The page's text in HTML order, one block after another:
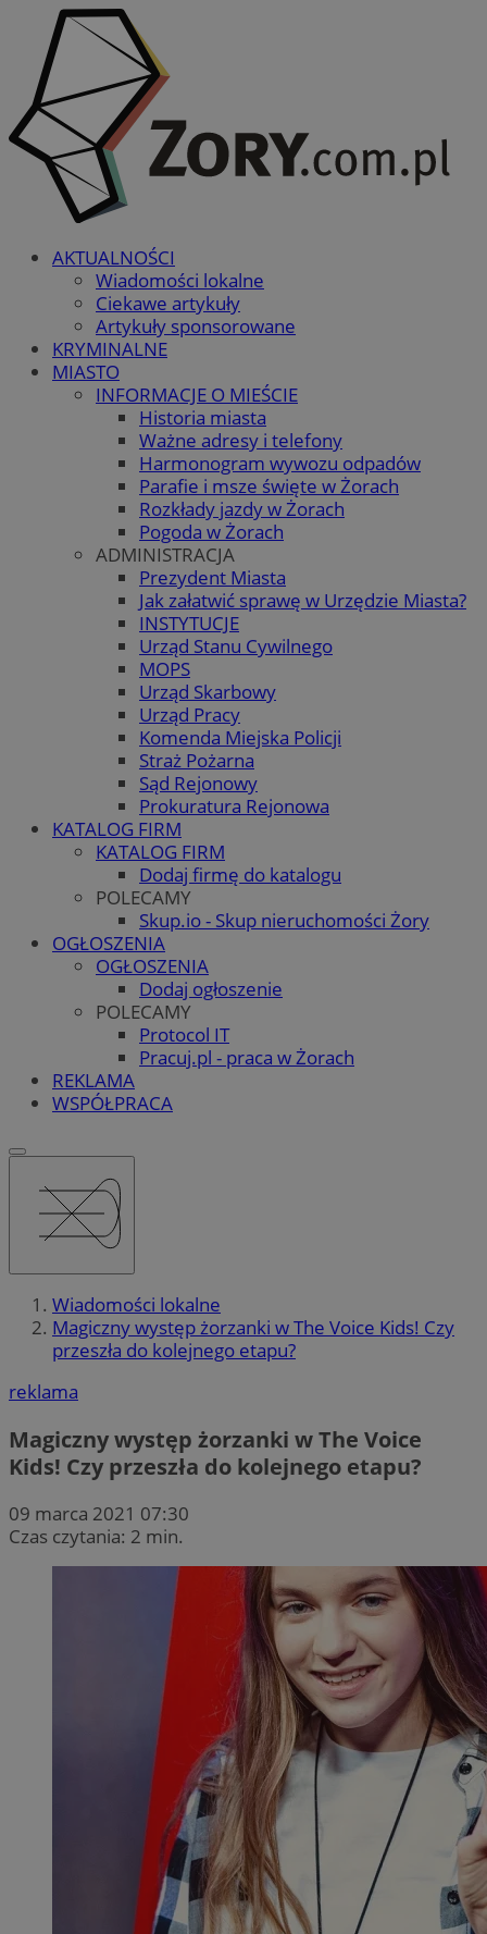
AKTUALNOŚCI
Wiadomości lokalne
Ciekawe artykuły
Artykuły sponsorowane
KRYMINALNE
MIASTO
INFORMACJE O MIEŚCIE
Historia miasta
Ważne adresy i telefony
Harmonogram wywozu odpadów
Parafie i msze święte w Żorach
Rozkłady jazdy w Żorach
Pogoda w Żorach
ADMINISTRACJA
Prezydent Miasta
Jak załatwić sprawę w Urzędzie Miasta?
INSTYTUCJE
Urząd Stanu Cywilnego
MOPS
Urząd Skarbowy
Urząd Pracy
Komenda Miejska Policji
Straż Pożarna
Sąd Rejonowy
Prokuratura Rejonowa
KATALOG FIRM
KATALOG FIRM
Dodaj firmę do katalogu
POLECAMY
Skup.io - Skup nieruchomości Żory
OGŁOSZENIA
OGŁOSZENIA
Dodaj ogłoszenie
POLECAMY
Protocol IT
Pracuj.pl - praca w Żorach
REKLAMA
WSPÓŁPRACA
Wiadomości lokalne
Magiczny występ żorzanki w The Voice Kids! Czy
przeszła do kolejnego etapu?
reklama
Magiczny występ żorzanki w The Voice
Kids! Czy przeszła do kolejnego etapu?
09 marca 2021 07:30
Czas czytania: 2 min.